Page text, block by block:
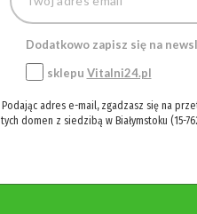
Dodatkowo zapisz się na
sklepu Vitalni24.pl
Podając adres e-mail, zgadzasz się na
tych domen z siedzibą w Białymstoku (15-